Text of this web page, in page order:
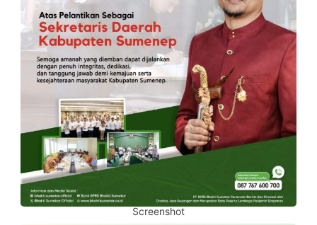
Screenshot